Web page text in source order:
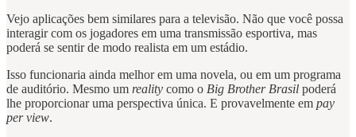
Vejo aplicações bem similares para a televisão. Não que você possa
interagir com os jogadores em uma transmissão esportiva, mas
poderá se sentir de modo realista em um estádio.
Isso funcionaria ainda melhor em uma novela, ou em um programa
de auditório. Mesmo um reality como o Big Brother Brasil poderá
lhe proporcionar uma perspectiva única. E provavelmente em pay
per view.